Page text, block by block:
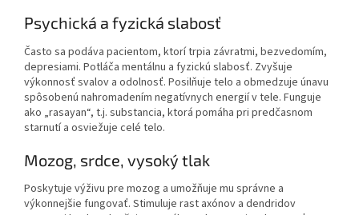
Psychická a fyzická slabosť
Často sa podáva pacientom, ktorí trpia závratmi, bezvedomím,
depresiami. Potláča mentálnu a fyzickú slabosť. Zvyšuje
výkonnosť svalov a odolnosť. Posilňuje telo a obmedzuje únavu
spôsobenú nahromadením negatívnych energií v tele. Funguje
ako „rasayan“, t.j. substancia, ktorá pomáha pri predčasnom
starnutí a osviežuje celé telo.
Mozog, srdce, vysoký tlak
Poskytuje výživu pre mozog a umožňuje mu správne a
výkonnejšie fungovať. Stimuluje rast axónov a dendridov